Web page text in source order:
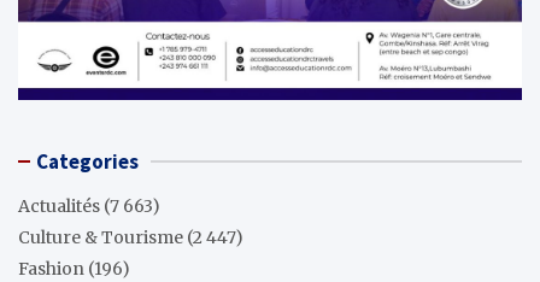
Categories
Actualités (7 663)
Culture & Tourisme (2 447)
Fashion (196)